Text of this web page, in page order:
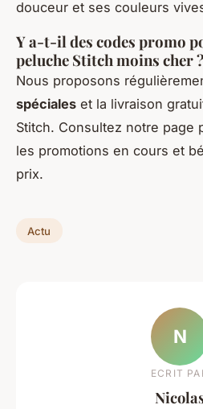
douceur et ses couleurs
Y a-t-il des codes promo
peluche Stitch moins cher ?
Nous proposons
spéciales et la livraison
Stitch. Consultez notre page
les promotions en cours et
prix.
Actu
N
ECRIT